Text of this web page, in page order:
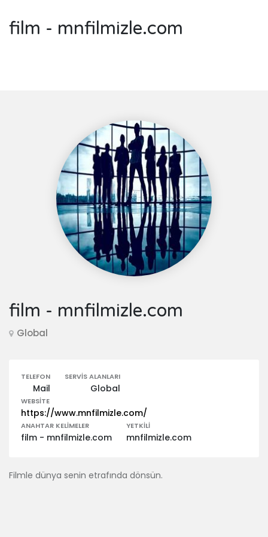
film - mnfilmizle.com
film - mnfilmizle.com
Global
TELEFON
Mail
SERVIS ALANLARI
Global
WEBSITE
https://www.mnfilmizle.com/
ANAHTAR KELIMELER
film - mnfilmizle.com
YETKILI
mnfilmizle.com
Filmle dünya senin etrafında dönsün.